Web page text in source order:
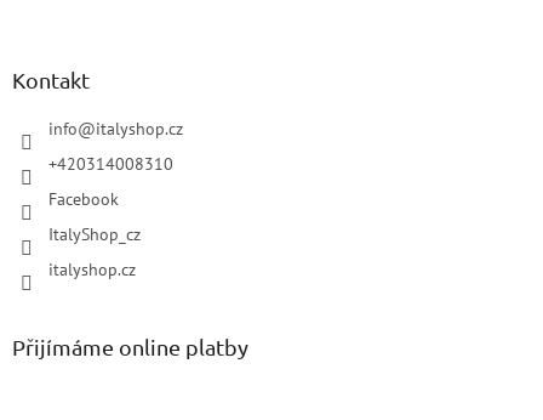
Kontakt
info@italyshop.cz
+420314008310
Facebook
ItalyShop_cz
italyshop.cz
Přijímáme online platby